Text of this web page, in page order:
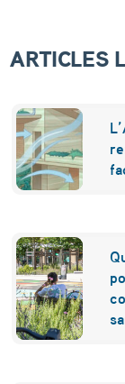
i
e
t
b
i
s
e
s
ARTICLES